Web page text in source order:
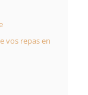
vos repas en